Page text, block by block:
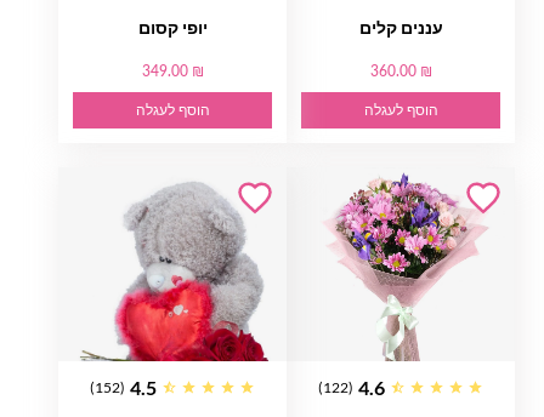
עננים קלים
360.00 ₪
הוסף לעגלה
יופי קסום
349.00 ₪
הוסף לעגלה
4.6
(122)
4.5
(152)